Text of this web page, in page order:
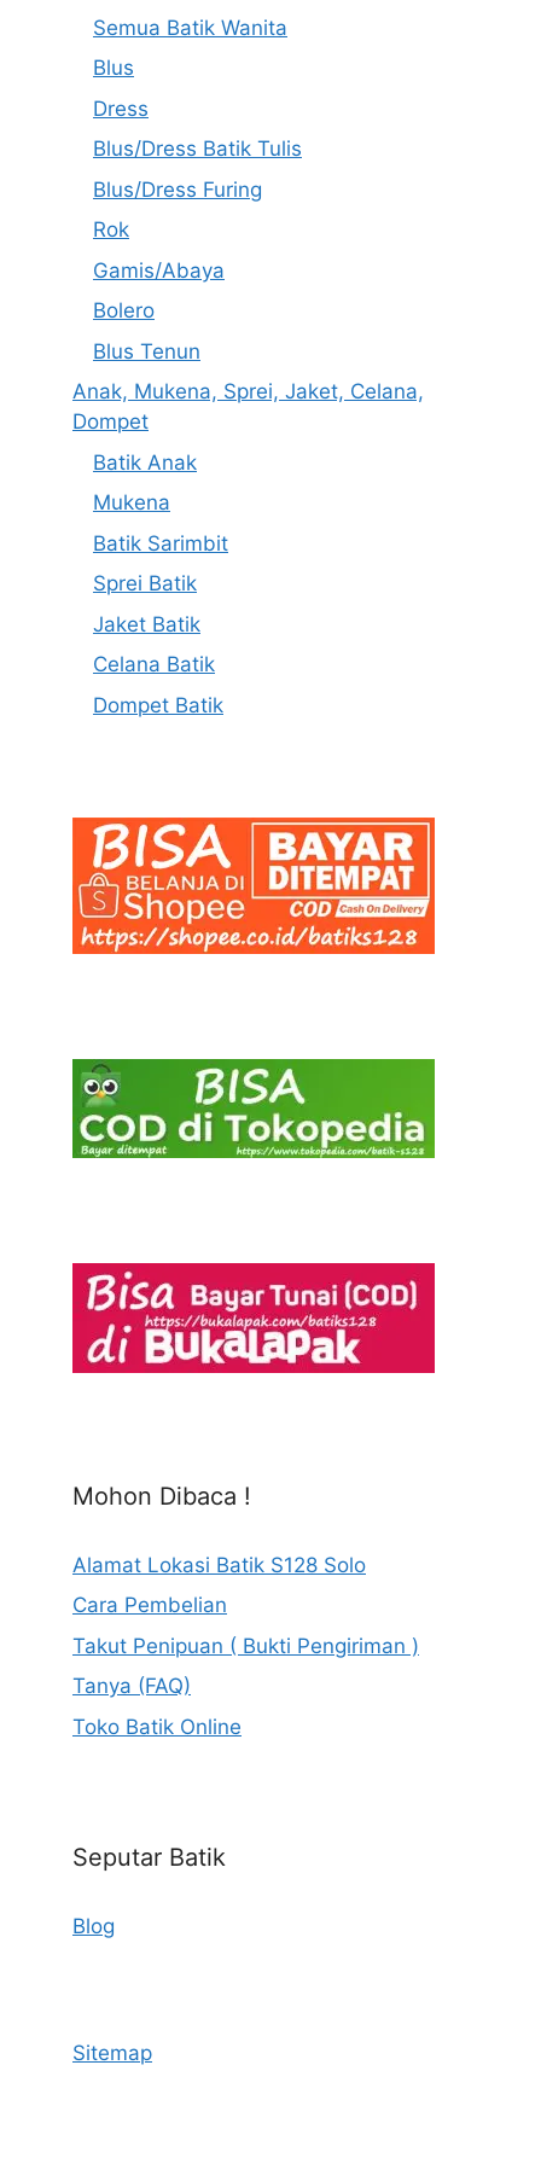
Semua Batik Wanita
Blus
Dress
Blus/Dress Batik Tulis
Blus/Dress Furing
Rok
Gamis/Abaya
Bolero
Blus Tenun
Anak, Mukena, Sprei, Jaket, Celana,
Dompet
Batik Anak
Mukena
Batik Sarimbit
Sprei Batik
Jaket Batik
Celana Batik
Dompet Batik
Mohon Dibaca !
Alamat Lokasi Batik S128 Solo
Cara Pembelian
Takut Penipuan ( Bukti Pengiriman )
Tanya (FAQ)
Toko Batik Online
Seputar Batik
Blog
Sitemap